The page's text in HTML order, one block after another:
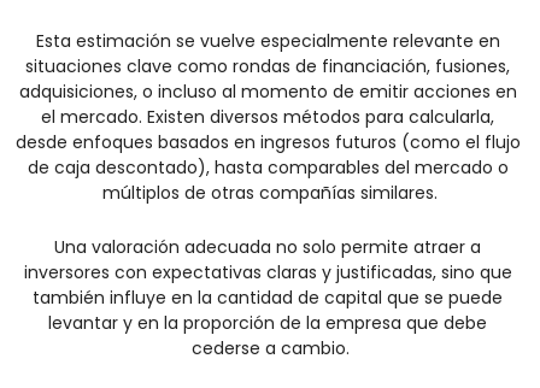
Esta estimación se vuelve especialmente relevante en
situaciones clave como rondas de financiación, fusiones,
adquisiciones, o incluso al momento de emitir acciones en
el mercado. Existen diversos métodos para calcularla,
desde enfoques basados en ingresos futuros (como el flujo
de caja descontado), hasta comparables del mercado o
múltiplos de otras compañías similares.
Una valoración adecuada no solo permite atraer a
inversores con expectativas claras y justificadas, sino que
también influye en la cantidad de capital que se puede
levantar y en la proporción de la empresa que debe
cederse a cambio.